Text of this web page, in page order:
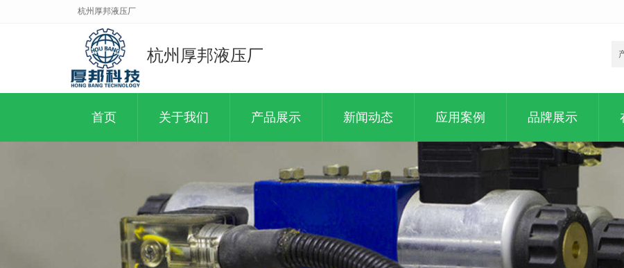
杭州厚邦液压厂
杭州厚邦液压厂
首页 关于我们 产品展示 新闻动态 应用案例 品牌展示